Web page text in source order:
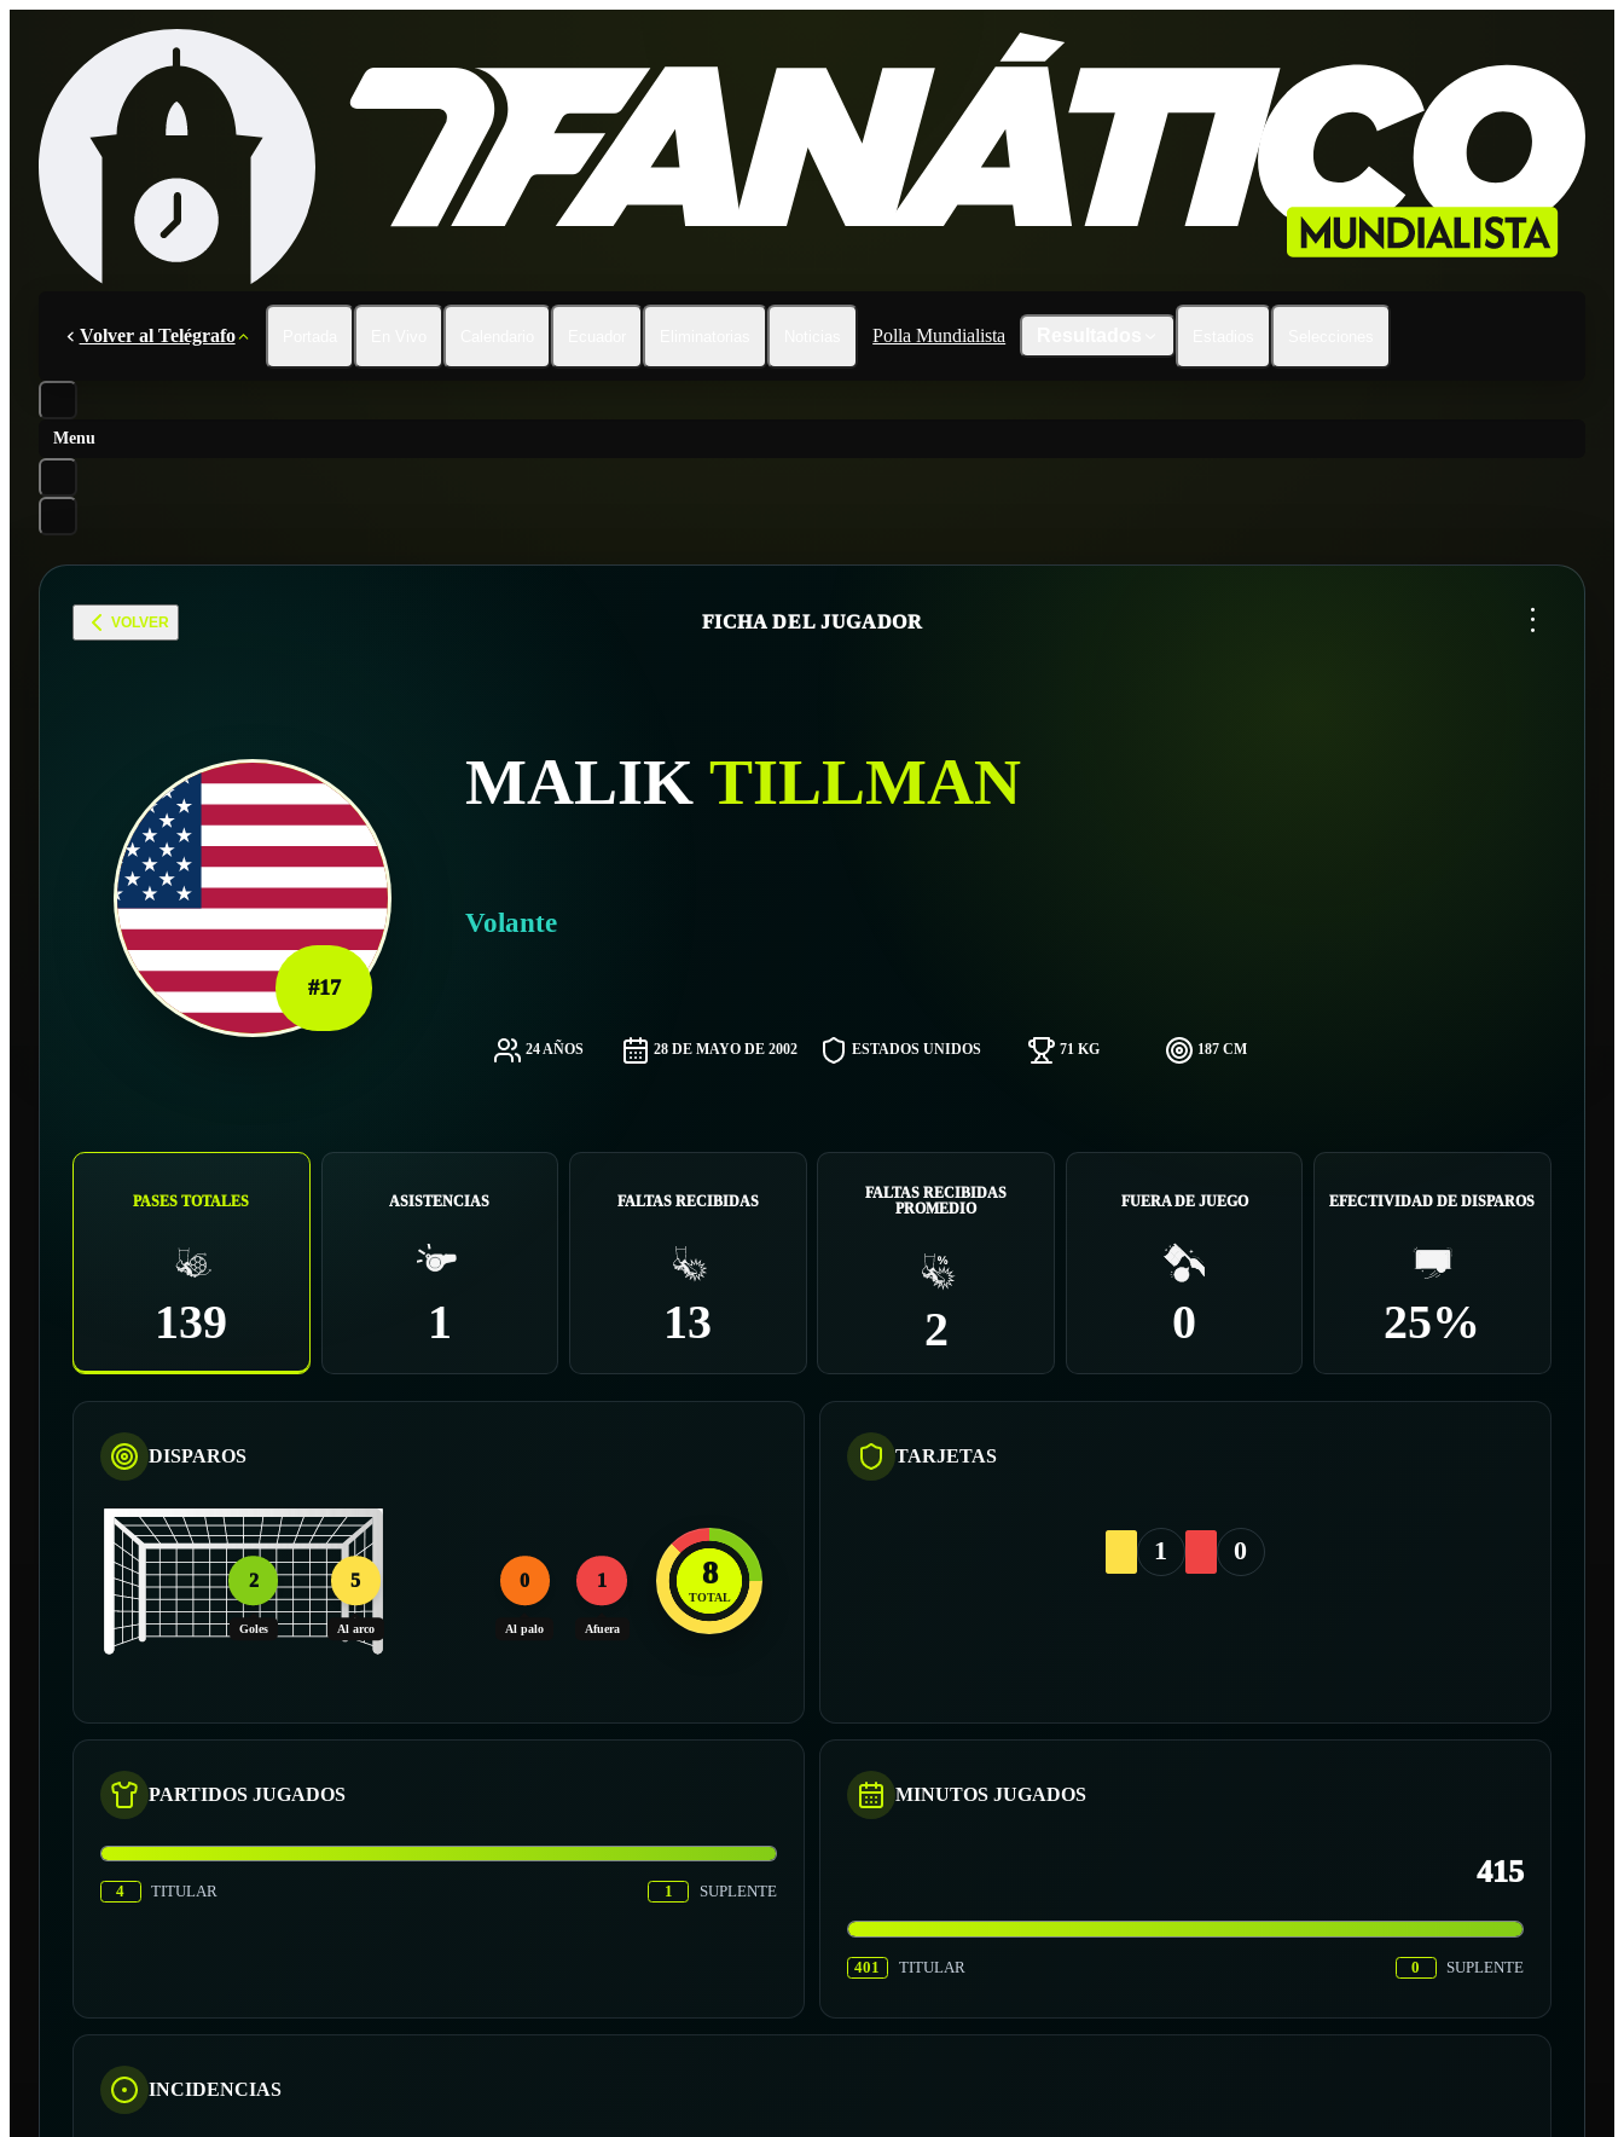
Volver al Telégrafo Polla Mundialista
Menu
VOLVER FICHA DEL JUGADOR ...
#17
MALIK TILLMAN
Volante
24 AÑOS 28 DE MAYO DE 2002 ESTADOS UNIDOS 71 KG 187 CM
PASES TOTALES
139
ASISTENCIAS
1
FALTAS RECIBIDAS
13
FALTAS RECIBIDAS
PROMEDIO
2
FUERA DE JUEGO
0
EFECTIVIDAD DE DISPAROS
25%
DISPAROS
2
Goles
5
Al arco
0
Al palo
1
Afuera
8
TOTAL
TARJETAS
1 0
PARTIDOS JUGADOS
4 TITULAR 1 SUPLENTE
MINUTOS JUGADOS
415
401 TITULAR 0 SUPLENTE
INCIDENCIAS